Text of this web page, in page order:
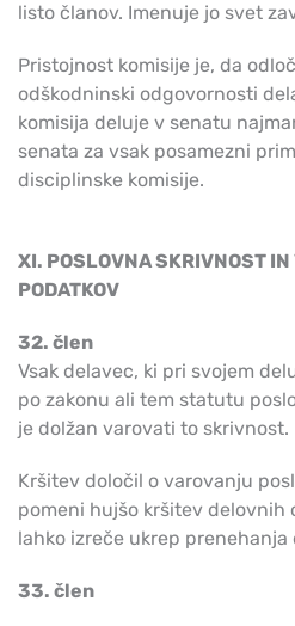
listo članov. Imenuje jo svet
Pristojnost komisije je, da
odškodninski odgovornosti
komisija deluje v senatu
senata za vsak posamezni
disciplinske komisije.
XI. POSLOVNA SKRIVNOST
PODATKOV
32. člen
Vsak delavec, ki pri svojem
po zakonu ali tem statutu
je dolžan varovati to skrivnost.
Kršitev določil o varovanju
pomeni hujšo kršitev delovnih
lahko izreče ukrep prenehanja
33. člen